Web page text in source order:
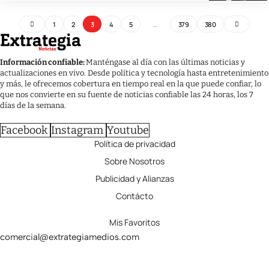
1 2 3 4 5 … 379 380
Información confiable:Manténgase al día con las últimas noticias y
actualizaciones en vivo. Desde política y tecnología hasta entretenimiento
y más, le ofrecemos cobertura en tiempo real en la que puede confiar, lo
que nos convierte en su fuente de noticias confiable las 24 horas, los 7
días de la semana.
Facebook Instagram Youtube
Política de privacidad
Sobre Nosotros
Publicidad y Alianzas
Contácto
Mis Favoritos
comercial@extrategiamedios.com